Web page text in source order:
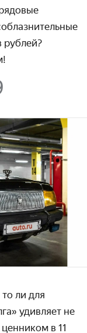
ли для
удивляет не
в 11